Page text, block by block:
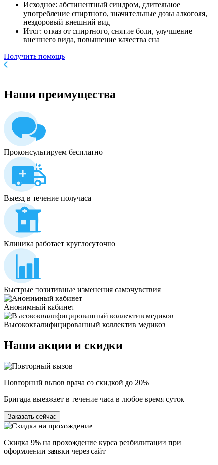
Исходное: абстинентный синдром, длительное
употребление спиртного, значительные дозы алкоголя,
нездоровый внешний вид
Итог: отказ от спиртного, снятие боли, улучшение
внешнего вида, повышение качества сна
Получить помощь
Наши преимущества
Проконсультируем бесплатно
Выезд в течение получаса
Клиника работает круглосуточно
Быстрые позитивные изменения самочувствия
Анонимный кабинет
Высококвалифицированный коллектив медиков
Наши акции и скидки
Повторный вызов врача со скидкой до 20%
Бригада выезжает в течение часа в любое время суток
Заказать сейчас
Скидка 9% на прохождение курса реабилитации при
оформлении заявки через сайт